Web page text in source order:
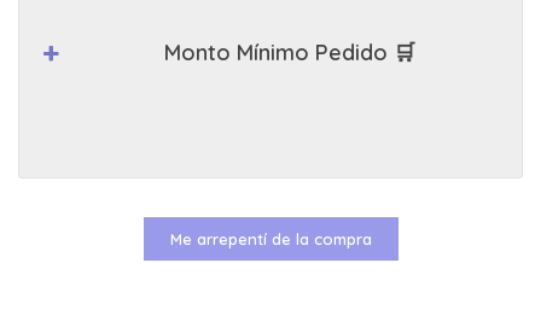
Monto Mínimo Pedido 🛒
Me arrepentí de la compra